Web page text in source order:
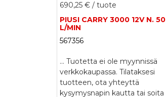
690,25 € / tuote
PIUSI CARRY 3000 12V N. 50
L/MIN
567356
... Tuotetta ei ole myynnissä
verkkokaupassa. Tilataksesi
tuotteen, ota yhteyttä
kysymysnapin kautta tai soita